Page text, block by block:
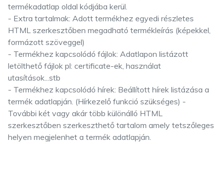
termékadatlap oldal kódjába kerül.
- Extra tartalmak: Adott termékhez egyedi részletes
HTML szerkesztőben megadható termékleírás (képekkel,
formázott szöveggel)
- Termékhez kapcsolódó fájlok: Adatlapon listázott
letölthető fájlok pl: certificate-ek, használat
utasítások...stb
- Termékhez kapcsolódó hírek: Beállított hírek listázása a
termék adatlapján. (Hírkezelő funkció szükséges) -
További két vagy akár több különálló HTML
szerkesztőben szerkeszthető tartalom amely tetszőleges
helyen megjelenhet a termék adatlapján.